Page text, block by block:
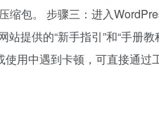
缩包。 步骤三：进入
提供的“新手指引”和“手册
用中遇到卡顿，可直接通